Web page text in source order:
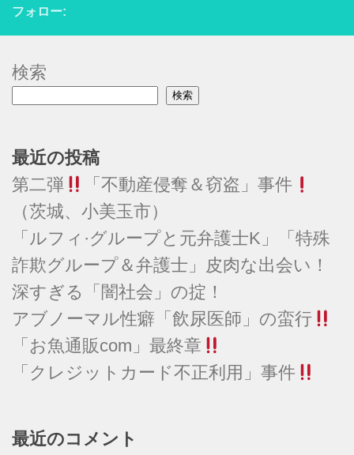
フォロー:
検索
検索
最近の投稿
第二弾
「不動産侵奪＆窃盗」事件
（茨城、小美玉市）
「ルフィ·グループと元弁護士K」「特殊
詐欺グループ＆弁護士」皮肉な出会い！
深すぎる「闇社会」の掟！
アブノーマル性癖「飲尿医師」の蛮行
「お魚通販com」最終章
「クレジットカード不正利用」事件
最近のコメント